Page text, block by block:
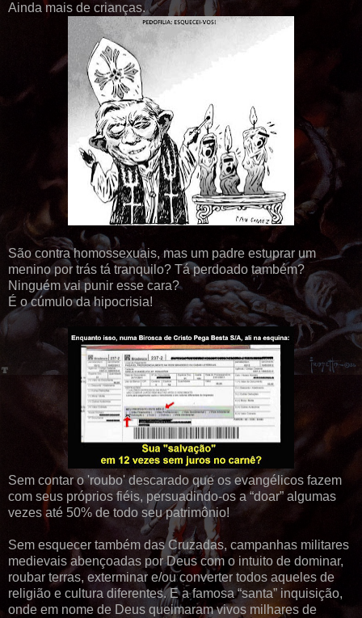
Ainda mais de crianças.
São contra homossexuais, mas um padre estuprar um
menino por trás tá tranquilo? Tá perdoado também?
Ninguém vai punir esse cara?
É o cúmulo da hipocrisia!
Sem contar o 'roubo' descarado que os evangélicos fazem
com seus próprios fiéis, persuadindo-os a “doar” algumas
vezes até 50% de todo seu patrimônio!
Sem esquecer também das Cruzadas, campanhas militares
medievais abençoadas por Deus com o intuito de dominar,
roubar terras, exterminar e/ou converter todos aqueles de
religião e cultura diferentes. E a famosa “santa” inquisição,
onde em nome de Deus queimaram vivos milhares de